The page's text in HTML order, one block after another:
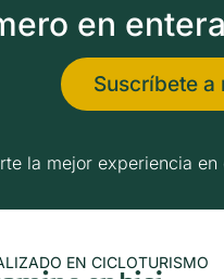
en
Suscríbete a
la mejor experiencia en
EN CICLOTURISMO